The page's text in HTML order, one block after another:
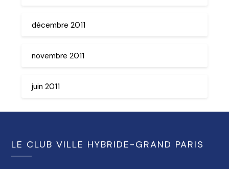
décembre 2011
novembre 2011
juin 2011
LE CLUB VILLE HYBRIDE-GRAND PARIS